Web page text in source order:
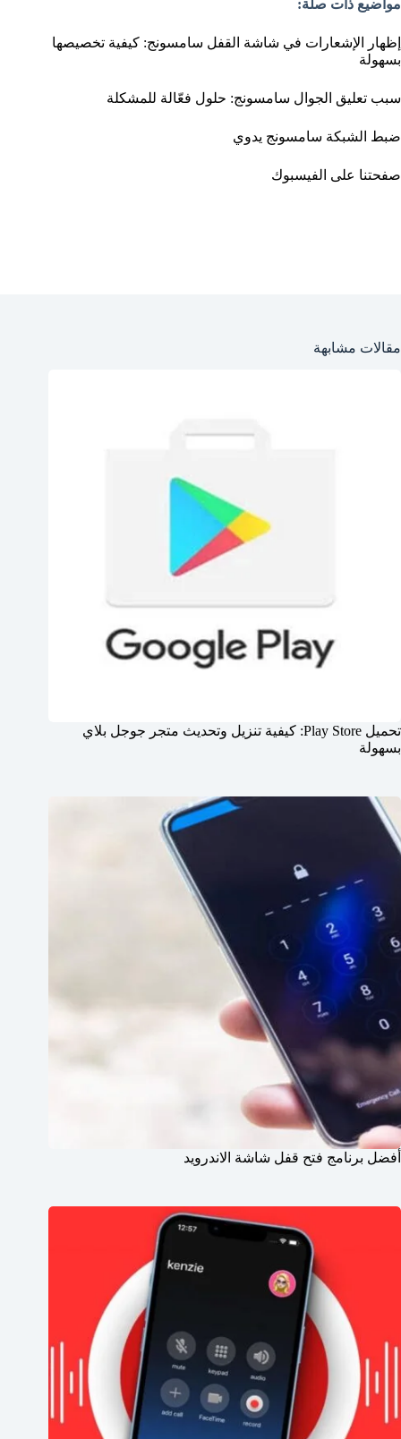
مواضيع ذات صلة:
إظهار الإشعارات في شاشة القفل سامسونج: كيفية تخصيصها
بسهولة
سبب تعليق الجوال سامسونج: حلول فعّالة للمشكلة
ضبط الشبكة سامسونج يدوي
صفحتنا على الفيسبوك
مقالات مشابهة
تحميل Play Store: كيفية تنزيل وتحديث متجر جوجل بلاي
بسهولة
أفضل برنامج فتح قفل شاشة الاندرويد